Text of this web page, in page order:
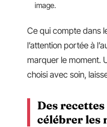
image.
Ce qui compte dans
l’attention portée à
marquer le moment.
choisi avec soin,
Des
célébrer les